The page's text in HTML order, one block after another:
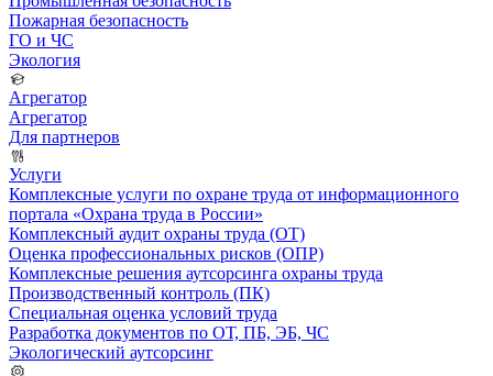
Пожарная безопасность
ГО и ЧС
Экология
Агрегатор
Агрегатор
Для партнеров
Услуги
Комплексные услуги по охране труда от информационного
портала «Охрана труда в России»
Комплексный аудит охраны труда (ОТ)
Оценка профессиональных рисков (ОПР)
Комплексные решения аутсорсинга охраны труда
Производственный контроль (ПК)
Специальная оценка условий труда
Разработка документов по ОТ, ПБ, ЭБ, ЧС
Экологический аутсорсинг